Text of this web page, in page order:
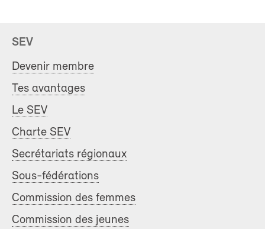
SEV
Devenir membre
Tes avantages
Le SEV
Charte SEV
Secrétariats régionaux
Sous-fédérations
Commission des femmes
Commission des jeunes